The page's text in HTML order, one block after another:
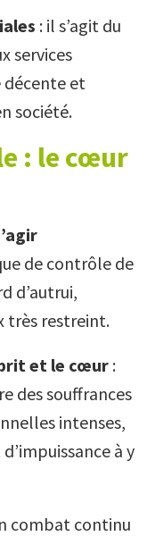
: il s’agit du
services
décente et
société.
: le cœur
de contrôle de
d’autrui,
très restreint.
et le cœur :
des souffrances
intenses,
à y
combat continu